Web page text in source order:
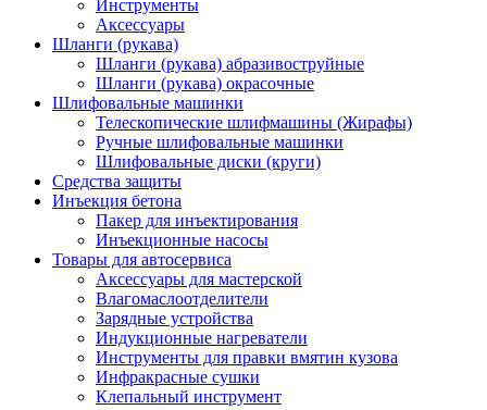
Инструменты
Аксессуары
Шланги (рукава)
Шланги (рукава) абразивоструйные
Шланги (рукава) окрасочные
Шлифовальные машинки
Телескопические шлифмашины (Жирафы)
Ручные шлифовальные машинки
Шлифовальные диски (круги)
Средства защиты
Инъекция бетона
Пакер для инъектирования
Инъекционные насосы
Товары для автосервиса
Аксессуары для мастерской
Влагомаслоотделители
Зарядные устройства
Индукционные нагреватели
Инструменты для правки вмятин кузова
Инфракрасные сушки
Клепальный инструмент